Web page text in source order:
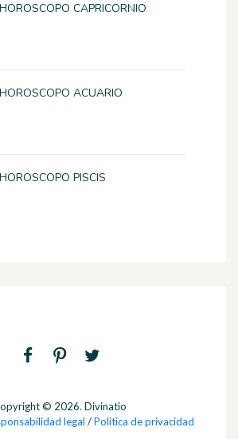
HOROSCOPO CAPRICORNIO
HOROSCOPO ACUARIO
HOROSCOPO PISCIS
© 2026. Divinatio
legal /Politica de privacidad